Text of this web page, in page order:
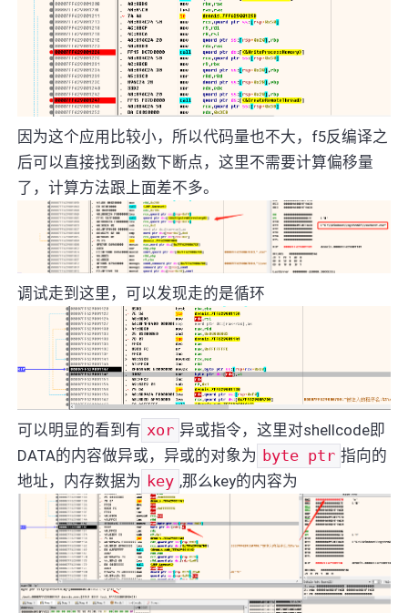
因为这个应用比较小，所以代码量也不大，f5反编译之
后可以直接找到函数下断点，这里不需要计算偏移量
了，计算方法跟上面差不多。
调试走到这里，可以发现走的是循环
可以明显的看到有 xor 异或指令，这里对shellcode即
DATA的内容做异或，异或的对象为 byte ptr 指向的
地址，内存数据为 key ,那么key的内容为